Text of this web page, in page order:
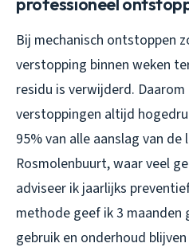
Bij mechanisch ontstoppen
verstopping binnen weken
residu is verwijderd.
verstoppingen altijd
95% van alle aanslag van
Rosmolenbuurt, waar veel
adviseer ik jaarlijks
methode geef ik 3
gebruik en onderhoud